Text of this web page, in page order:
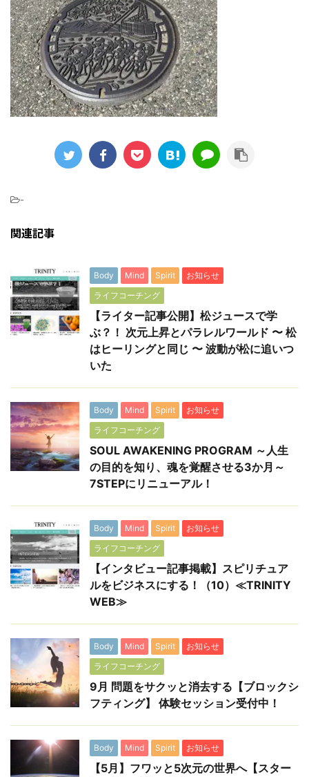
-
関連記事
Body Mind Spirit
お知らせ
ライフコーチング
【ライター記事公開】松ジュースで学
ぶ？！ 次元上昇とパラレルワールド 〜 松
はヒーリングと同じ 〜 波動が松に追いつ
いた
Body Mind Spirit
お知らせ
ライフコーチング
SOUL AWAKENING PROGRAM ～人生
の目的を知り、魂を覚醒させる3か月～
7STEPにリニューアル！
Body Mind Spirit
お知らせ
ライフコーチング
【インタビュー記事掲載】スピリチュア
ルをビジネスにする！（10）≪TRINITY
WEB≫
Body Mind Spirit
お知らせ
ライフコーチング
9月 問題をサクッと消去する【ブロックシ
フティング】 体験セッション受付中！
Body Mind Spirit お知らせ
【5月】フワッと5次元の世界へ【スター